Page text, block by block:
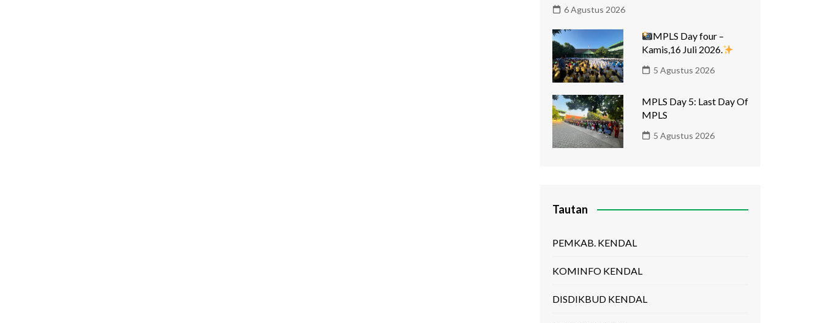
6 Agustus 2026
MPLS Day four –
Kamis,16 Juli 2026.
5 Agustus 2026
MPLS Day 5: Last Day Of
MPLS
5 Agustus 2026
Tautan
PEMKAB. KENDAL
KOMINFO KENDAL
DISDIKBUD KENDAL